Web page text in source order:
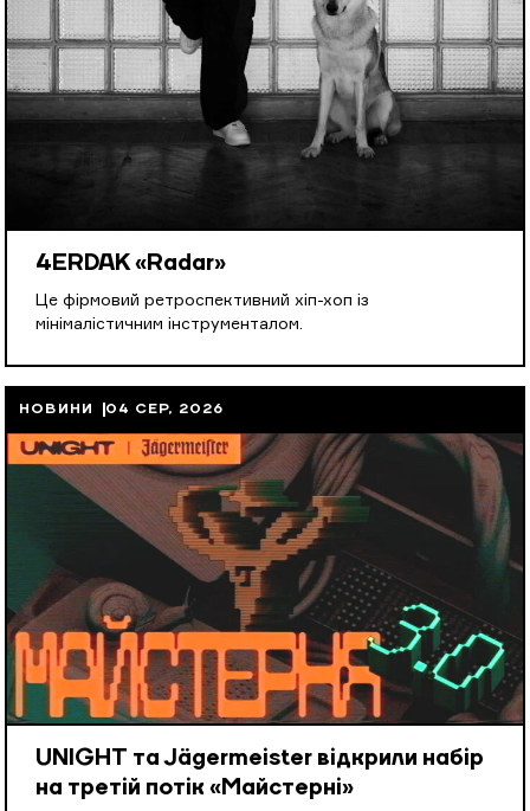
4ERDAK «Radar»
Це фірмовий ретроспективний хіп-хоп із
мінімалістичним інструменталом.
НОВИНИ 04 СЕР, 2026
UNIGHT та Jägermeister відкрили набір
на третій потік «Майстерні»